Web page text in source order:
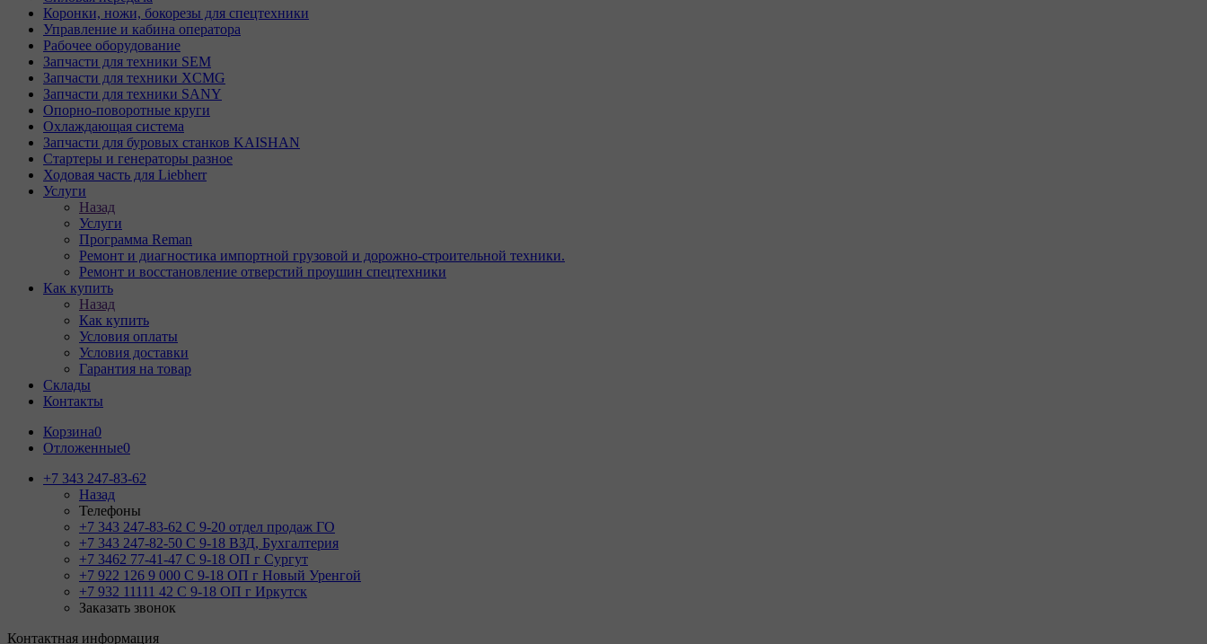
Коронки, ножи, бокорезы для спецтехники
Управление и кабина оператора
Рабочее оборудование
Запчасти для техники SEM
Запчасти для техники XCMG
Запчасти для техники SANY
Опорно-поворотные круги
Охлаждающая система
Запчасти для буровых станков KAISHAN
Стартеры и генераторы разное
Ходовая часть для Liebherr
Услуги
Назад
Услуги
Программа Reman
Ремонт и диагностика импортной грузовой и дорожно-строительной техники.
Ремонт и восстановление отверстий проушин спецтехники
Как купить
Назад
Как купить
Условия оплаты
Условия доставки
Гарантия на товар
Склады
Контакты
Корзина0
Отложенные0
+7 343 247-83-62
Назад
Телефоны
+7 343 247-83-62 С 9-20 отдел продаж ГО
+7 343 247-82-50 С 9-18 ВЗД, Бухгалтерия
+7 3462 77-41-47 С 9-18 ОП г Сургут
+7 922 126 9 000 С 9-18 ОП г Новый Уренгой
+7 932 11111 42 С 9-18 ОП г Иркутск
Заказать звонок
Контактная информация